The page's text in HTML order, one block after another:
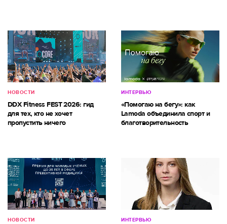
НОВОСТИ
DDX Fitness FEST 2026: гид
для тех, кто не хочет
пропустить ничего
ИНТЕРВЬЮ
«Помогаю на бегу»: как
Lamoda объединила спорт и
благотворительность
НОВОСТИ ИНТЕРВЬЮ